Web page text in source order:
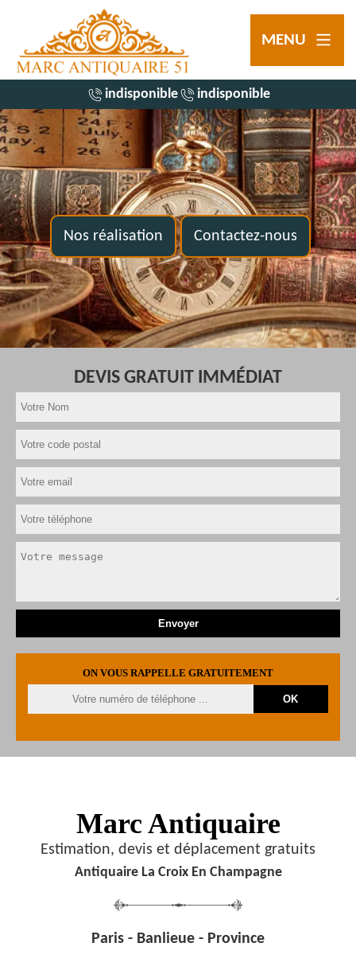
MENU
indisponible indisponible
Nos réalisation Contactez-nous
DEVIS GRATUIT IMMÉDIAT
ON VOUS RAPPELLE GRATUITEMENT
Marc Antiquaire
Estimation, devis et déplacement gratuits
Antiquaire La Croix En Champagne
Paris - Banlieue - Province